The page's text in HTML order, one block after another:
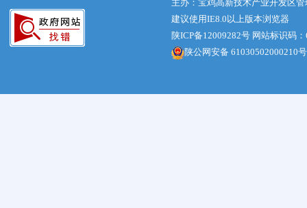
主办：宝鸡高新技术产业开发区
建议使用IE8.0以上版本浏览器
陕ICP备12009282号 网站标识码
陕公网安备 61030502000210号